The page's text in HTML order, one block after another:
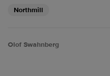
Northmill
Olof Swahnberg